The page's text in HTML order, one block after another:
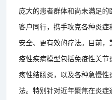
庞大的患者群体和尚未满足
客户同行，携手攻克各种炎
安全、更有效的疗法。目前
疫性疾病模型包括免疫性关
疡性结肠炎，以及各种急慢
法。特别针对近年聚焦在炎